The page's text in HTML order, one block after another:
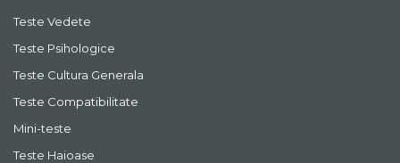
Teste Vedete
Teste Psihologice
Teste Cultura Generala
Teste Compatibilitate
Mini-teste
Teste Haioase